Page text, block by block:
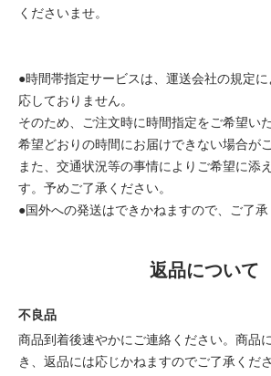
くださいませ。
●時間帯指定サービスは、運送会社の規定
応しておりません。
そのため、ご注文時に時間指定をご希望い
希望どおりの時間にお届けできない場合が
また、交通状況等の事情によりご希望に添
す。予めご了承ください。
●国外への発送はできかねますので、ご了承
返品について
不良品
商品到着後速やかにご連絡ください。商品
き、返品には応じかねますのでご了承くださ